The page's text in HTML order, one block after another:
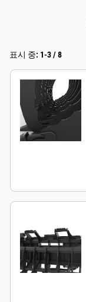
표시 중: 1-3 / 8